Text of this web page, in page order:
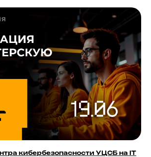
кибербезопасности УЦСБ на IT